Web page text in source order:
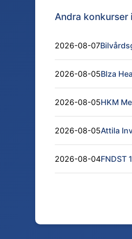
Andra konkurser i
2026-08-07
2026-08-05Blza
2026-08-05HKM
2026-08-05Attila
2026-08-04FNDST